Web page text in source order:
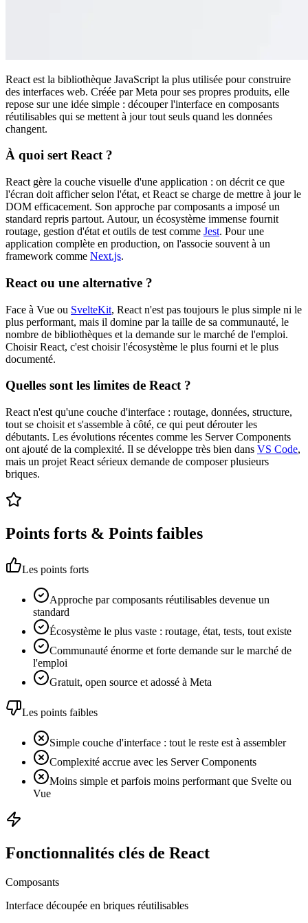
React est la bibliothèque JavaScript la plus utilisée pour construire
des interfaces web. Créée par Meta pour ses propres produits, elle
repose sur une idée simple : découper l'interface en composants
réutilisables qui se mettent à jour tout seuls quand les données
changent.
À quoi sert React ?
React gère la couche visuelle d'une application : on décrit ce que
l'écran doit afficher selon l'état, et React se charge de mettre à jour le
DOM efficacement. Son approche par composants a imposé un
standard repris partout. Autour, un écosystème immense fournit
routage, gestion d'état et outils de test comme Jest. Pour une
application complète en production, on l'associe souvent à un
framework comme Next.js.
React ou une alternative ?
Face à Vue ou SvelteKit, React n'est pas toujours le plus simple ni le
plus performant, mais il domine par la taille de sa communauté, le
nombre de bibliothèques et la demande sur le marché de l'emploi.
Choisir React, c'est choisir l'écosystème le plus fourni et le plus
documenté.
Quelles sont les limites de React ?
React n'est qu'une couche d'interface : routage, données, structure,
tout se choisit et s'assemble à côté, ce qui peut dérouter les
débutants. Les évolutions récentes comme les Server Components
ont ajouté de la complexité. Il se développe très bien dans VS Code,
mais un projet React sérieux demande de composer plusieurs
briques.
Points forts & Points faibles
Les points forts
Approche par composants réutilisables devenue un
standard
Écosystème le plus vaste : routage, état, tests, tout existe
Communauté énorme et forte demande sur le marché de
l'emploi
Gratuit, open source et adossé à Meta
Les points faibles
Simple couche d'interface : tout le reste est à assembler
Complexité accrue avec les Server Components
Moins simple et parfois moins performant que Svelte ou
Vue
Fonctionnalités clés de React
Composants
Interface découpée en briques réutilisables